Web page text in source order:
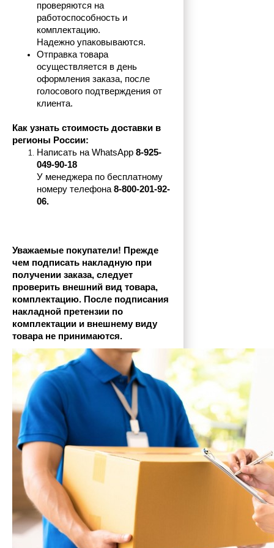
проверяются на
работоспособность и
комплектацию.
Надежно упаковываются.
Отправка товара
осуществляется в день
оформления заказа, после
голосового подтверждения от
клиента.
Как узнать стоимость доставки в
регионы России:
Написать на WhatsApp 8-925-
049-90-18
У менеджера по бесплатному
номеру телефона 8-800-201-92-
06.
Уважаемые покупатели! Прежде
чем подписать накладную при
получении заказа, следует
проверить внешний вид товара,
комплектацию. После подписания
накладной претензии по
комплектации и внешнему виду
товара не принимаются.